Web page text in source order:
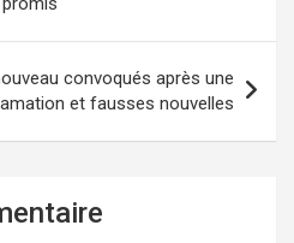
convoqués après une
et fausses nouvelles